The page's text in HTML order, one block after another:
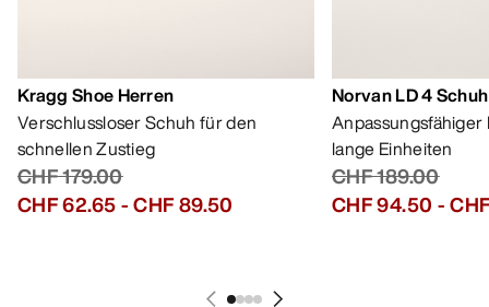
Kragg Shoe Herren
Verschlussloser Schuh für den
schnellen Zustieg
CHF 179.00
CHF 62.65-CHF 89.50
Norvan LD 4
lange Einheiten
CHF 189.00
CHF 94.50 -